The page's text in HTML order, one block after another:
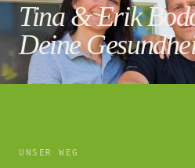
Tina & Erik
Deine
UNSER WEG